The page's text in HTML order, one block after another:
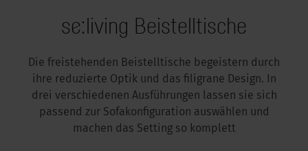
se:living Beistelltische
Die freistehenden Beistelltische begeistern durch
ihre reduzierte Optik und das filigrane Design. In
drei verschiedenen Ausführungen lassen sie sich
passend zur Sofakonfiguration auswählen und
machen das Setting so komplett